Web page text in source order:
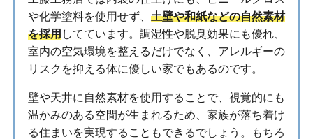
や化学塗料を使用せず、 土壁や和紙などの自然素材
を採用してています。調湿性や脱臭効果にも優れ、
室内の空気環境を整えるだけでなく、アレルギーの
リスクを抑える体に優しい家でもあるのです。
壁や天井に自然素材を使用することで、視覚的にも
温かみのある空間が生まれるため、家族が落ち着け
る住まいを実現することもできるでしょう。もちろ